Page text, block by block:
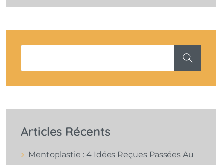
Articles Récents
Mentoplastie : 4 Idées Reçues Passées Au